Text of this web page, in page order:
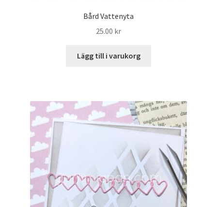
Bård Vattenyta
25.00 kr
Lägg till i varukorg